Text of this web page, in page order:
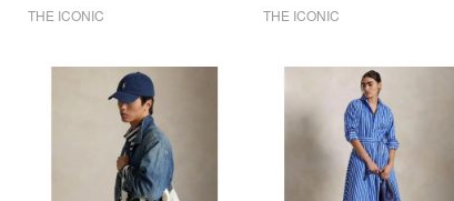
THE ICONIC THE ICONIC